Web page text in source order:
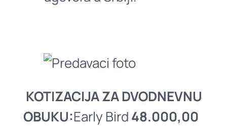
KOTIZACIJA ZA DVODNEVNU
OBUKU:Early Bird 48.000,00